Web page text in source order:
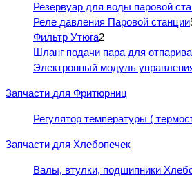
Резервуар для воды паровой
Реле давления Паровой станции
Фильтр Утюга2
Шланг подачи пара для
Электронный модуль
Запчасти для Фритюрниц
Регулятор температуры (
Запчасти для Хлебопечек
Валы, втулки, подшипники